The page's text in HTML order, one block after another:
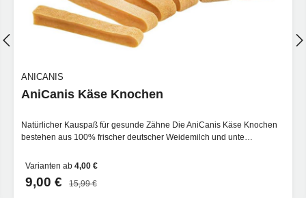
ANICANIS
AniCanis Käse Knochen
Natürlicher Kauspaß für gesunde Zähne Die AniCanis Käse Knochen
bestehen aus 100% frischer deutscher Weidemilch und unte…
Varianten ab 4,00 €
9,00 € 15,99 €